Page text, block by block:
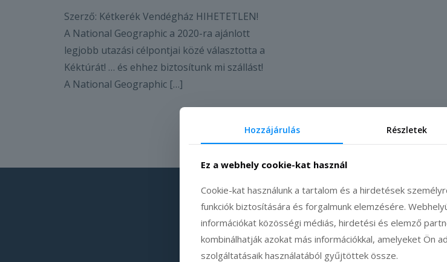
Szerző: Kétkerék Vendégház HIHETETLEN!
A National Geographic a 2020-ra ajánlott
legjobb utazási célpontjai közé választotta a
Kéktúrát! … és ehhez biztosítunk mi szállást!
A National Geographic[…]
Hozzájárulás Részletek
Ez a webhely cookie-kat használ
Cookie-kat használunk a tartalom és a hirdetések
funkciók biztosítására és forgalmunk elemzésére.
információkat közösségi médiás, hirdetési és elemző
kombinálhatják azokat más információkkal, amelyeket Ön
szolgáltatásaik használatából gyűjtöttek össze.